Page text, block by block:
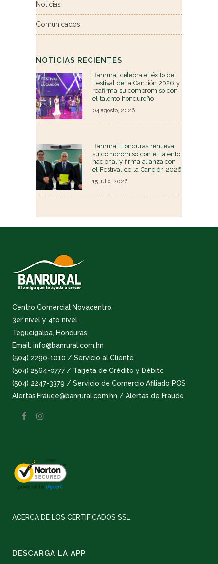
Noticias
Comunicados
NOTICIAS RECIENTES
Banrural celebra el éxito del
Festival de la Canción 2026 y
reafirma su compromiso con
el talento hondureño
04 agosto, 2026
Banrural Honduras renueva
su compromiso con el talento
nacional y firma alianza con
el Festival de la Canción 2026
15 julio, 2026
Centro Comercial Novacentro,
3er nivel y 4to nivel.
Tegucigalpa, Honduras.
Email: info@banrural.com.hn
(504) 2290-1010 / Servicio al Cliente
(504) 2564-0777 / Tarjeta de Crédito y Débito
(504) 2247-3379 / Servicio de Comercio Afiliado POS
Alertas.Fraude@banrural.com.hn / Alertas de Fraude
ACERCA DE LOS CERTIFICADOS SSL
DESCARGA LA APP